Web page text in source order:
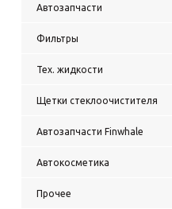
Автозапчасти
Фильтры
Тех. жидкости
Щетки стеклоочистителя
Автозапчасти Finwhale
Автокосметика
Прочее